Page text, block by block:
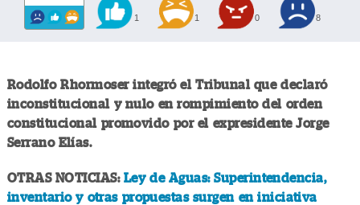
1 1 0 8
Rodolfo Rhormoser integró el Tribunal que declaró
inconstitucional y nulo en rompimiento del orden
constitucional promovido por el expresidente Jorge
Serrano Elías.
OTRAS NOTICIAS: Ley de Aguas: Superintendencia,
inventario y otras propuestas surgen en iniciativa